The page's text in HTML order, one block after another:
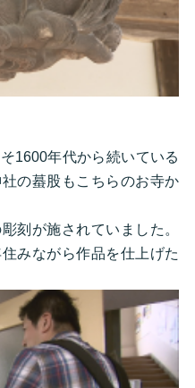
1600年代から続いている
の蟇股もこちらのお寺か
刻が施されていました。
みながら作品を仕上げた